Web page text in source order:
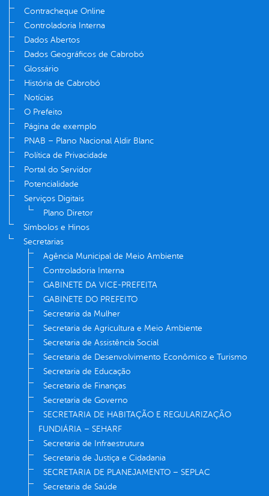
Contracheque Online
Controladoria Interna
Dados Abertos
Dados Geográficos de Cabrobó
Glossário
História de Cabrobó
Notícias
O Prefeito
Página de exemplo
PNAB – Plano Nacional Aldir Blanc
Política de Privacidade
Portal do Servidor
Potencialidade
Serviços Digitais
Plano Diretor
Símbolos e Hinos
Secretarias
Agência Municipal de Meio Ambiente
Controladoria Interna
GABINETE DA VICE-PREFEITA
GABINETE DO PREFEITO
Secretaria da Mulher
Secretaria de Agricultura e Meio Ambiente
Secretaria de Assistência Social
Secretaria de Desenvolvimento Econômico e Turismo
Secretaria de Educação
Secretaria de Finanças
Secretaria de Governo
SECRETARIA DE HABITAÇÃO E REGULARIZAÇÃO
FUNDIÁRIA – SEHARF
Secretaria de Infraestrutura
Secretaria de Justiça e Cidadania
SECRETARIA DE PLANEJAMENTO – SEPLAC
Secretaria de Saúde